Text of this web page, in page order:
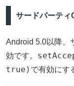
サードパーテ
Android 5.0以降、
効です。
true) で有効にす